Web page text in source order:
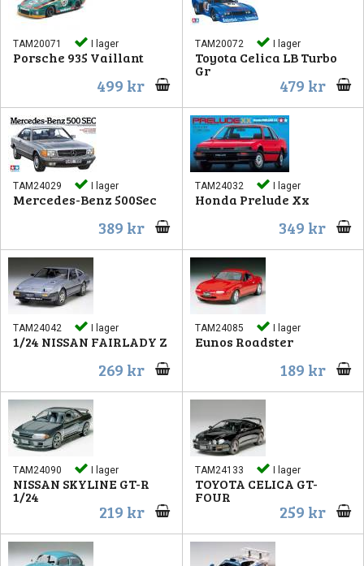
TAM20071 I lager
Porsche 935 Vaillant
499 kr
TAM20072 I lager
Toyota Celica LB Turbo
Gr
479 kr
TAM24029 I lager
Mercedes-Benz 500Sec
389 kr
TAM24032 I lager
Honda Prelude Xx
349 kr
TAM24042 I lager
1/24 NISSAN FAIRLADY Z
269 kr
TAM24085 I lager
Eunos Roadster
189 kr
TAM24090 I lager
NISSAN SKYLINE GT-R
1/24
219 kr
TAM24133 I lager
TOYOTA CELICA GT-
FOUR
259 kr